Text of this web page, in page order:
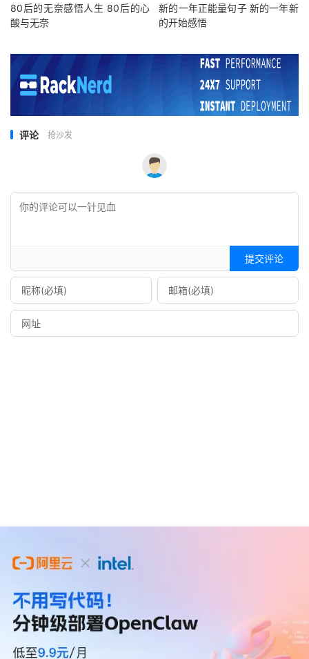
80后的无奈感悟人生 80后的心
酸与无奈
新的一年正能量句子 新的一年新
的开始感悟
评论 抢沙发
提交评论